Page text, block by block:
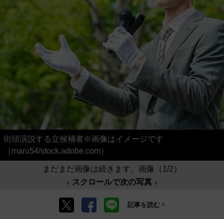
街頭演説する立候補者※画像はイメージです
（maru54/stock.adobe.com）
まだまだ画像は続きます。画像（1/2）
↓ スクロールで次の写真 ↓
記事を読む